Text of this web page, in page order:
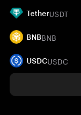
TetherUSDT
BNBBNB
USDCUSDC